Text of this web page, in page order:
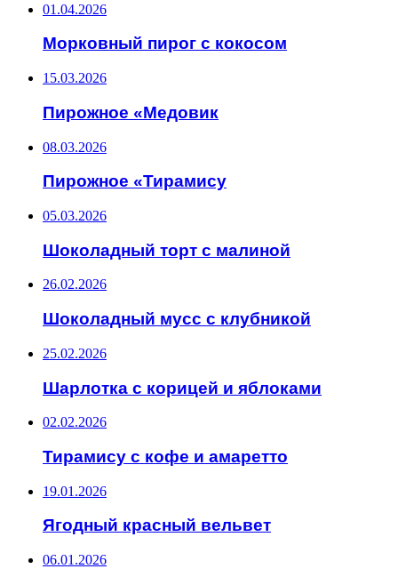
01.04.2026
Морковный пирог с кокосом
15.03.2026
Пирожное «Медовик
08.03.2026
Пирожное «Тирамису
05.03.2026
Шоколадный торт с малиной
26.02.2026
Шоколадный мусс с клубникой
25.02.2026
Шарлотка с корицей и яблоками
02.02.2026
Тирамису с кофе и амаретто
19.01.2026
Ягодный красный вельвет
06.01.2026